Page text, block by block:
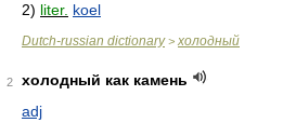
2) liter. koel
Dutch-russian dictionary> холодный
2
холодный как камень
adj